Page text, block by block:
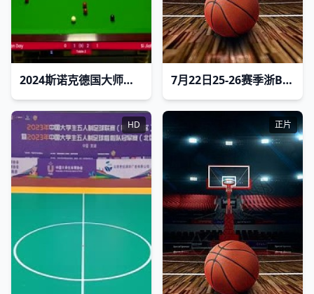
2024斯诺克德国大师赛瑞恩·戴1-5斯佳辉20240202 7月22日25-26赛季浙BA 金东75VS70武义
HD 正片